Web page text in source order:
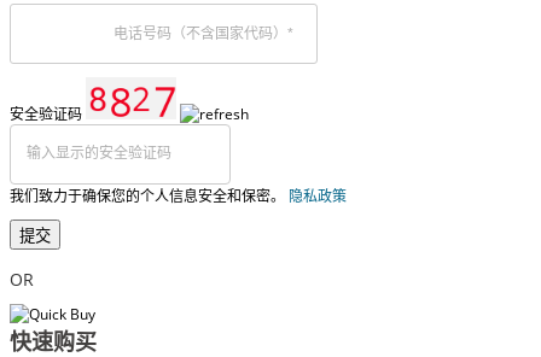
安全验证码
我们致力于确保您的个人信息安全和保密。 隐私政策
提交
OR
快速购买